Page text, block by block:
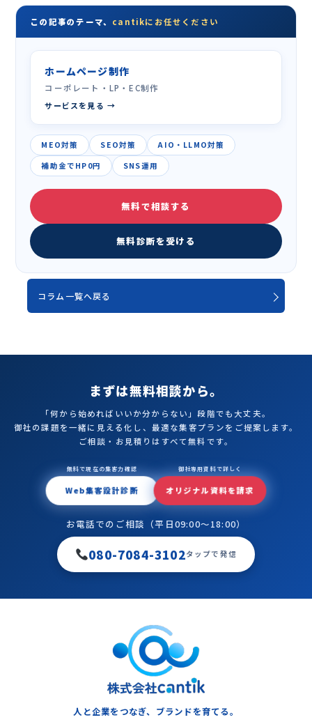
この記事のテーマ、 cantikにお任せください
ホームページ制作
コーポレート・LP・EC制作
サービスを見る →
MEO対策 SEO対策
AIO・LLMO対策
補助金でHP0円
SNS運用
無料で相談する
無料診断を受ける
コラム一覧へ戻る
まずは無料相談から。
「何から始めればいいか分からない」段階でも大丈夫。
御社の課題を一緒に見える化し、最適な集客プランをご提案します。
ご相談・お見積りはすべて無料です。
無料で現在の集客力確認
Web集客設計診断
御社専用資料で詳しく
オリジナル資料を請求
お電話でのご相談（平日09:00〜18:00）
080-7084-3102タップで発信
人と企業をつなぎ、ブランドを育てる。